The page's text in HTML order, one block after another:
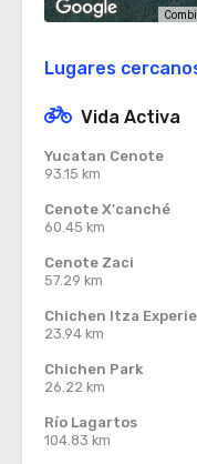
Lugares
Vida Activa
Yucatan Cenote
93.15 km
Cenote X'canché
60.45 km
Cenote Zaci
57.29 km
Chichen Itza
23.94 km
Chichen Park
26.22 km
Río Lagartos
104.83 km